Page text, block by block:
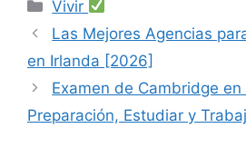
Vivir
Las Mejores Agencias
en Irlanda [2026]
Examen de Cambridge en
Preparación, Estudiar y